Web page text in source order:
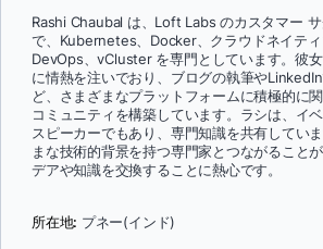
ドキュメント
サインイン
Rashi Chaubal は、Loft Labs のカスタマー
で、Kubernetes、Docker、クラウドネイティ
DevOps、vCluster を専門としています。彼
に情熱を注いでおり、ブログの執筆や
ど、さまざまなプラットフォームに積極的に
コミュニティを構築しています。ラシは、イ
スピーカーでもあり、専門知識を共有してい
まな技術的背景を持つ専門家とつながること
デアや知識を交換することに熱心です。
所在地: プネー(インド)